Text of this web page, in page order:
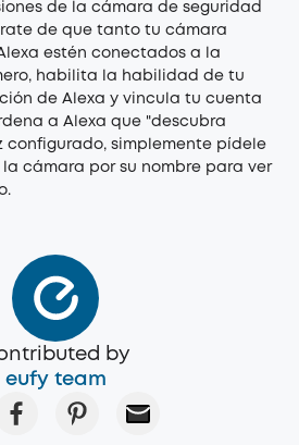
de la cámara de seguridad
de que tanto tu cámara
estén conectados a la
habilita la habilidad de tu
de Alexa y vincula tu cuenta
a Alexa que "descubra
configurado, simplemente pídele
cámara por su nombre para ver
by
eufy team